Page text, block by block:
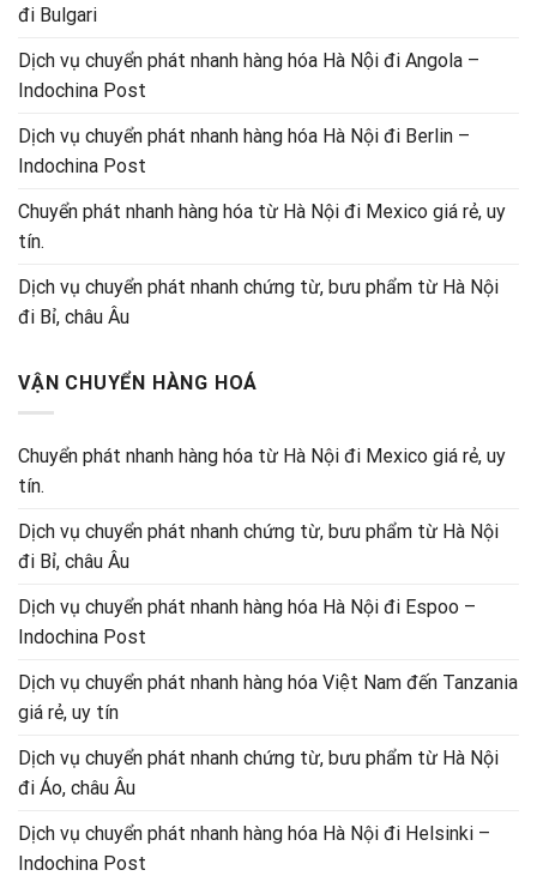
đi Bulgari
Dịch vụ chuyển phát nhanh hàng hóa Hà Nội đi Angola –
Indochina Post
Dịch vụ chuyển phát nhanh hàng hóa Hà Nội đi Berlin –
Indochina Post
Chuyển phát nhanh hàng hóa từ Hà Nội đi Mexico giá rẻ, uy
tín.
Dịch vụ chuyển phát nhanh chứng từ, bưu phẩm từ Hà Nội
đi Bỉ, châu Âu
VẬN CHUYỂN HÀNG HOÁ
Chuyển phát nhanh hàng hóa từ Hà Nội đi Mexico giá rẻ, uy
tín.
Dịch vụ chuyển phát nhanh chứng từ, bưu phẩm từ Hà Nội
đi Bỉ, châu Âu
Dịch vụ chuyển phát nhanh hàng hóa Hà Nội đi Espoo –
Indochina Post
Dịch vụ chuyển phát nhanh hàng hóa Việt Nam đến Tanzania
giá rẻ, uy tín
Dịch vụ chuyển phát nhanh chứng từ, bưu phẩm từ Hà Nội
đi Áo, châu Âu
Dịch vụ chuyển phát nhanh hàng hóa Hà Nội đi Helsinki –
Indochina Post